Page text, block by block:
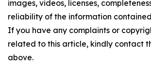
images, videos, licenses,
reliability of the information
If you have any complaints or
related to this article, kindly contact
above.